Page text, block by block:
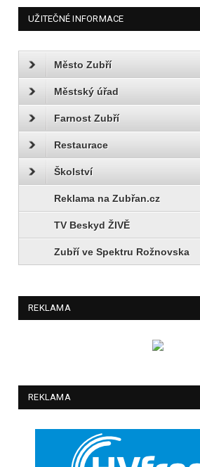
UŽITEČNÉ INFORMACE
Město Zubří
Městský úřad
Farnost Zubří
Restaurace
Školství
Reklama na Zubřan.cz
TV Beskyd ŽIVĚ
Zubří ve Spektru Rožnovska
REKLAMA
REKLAMA